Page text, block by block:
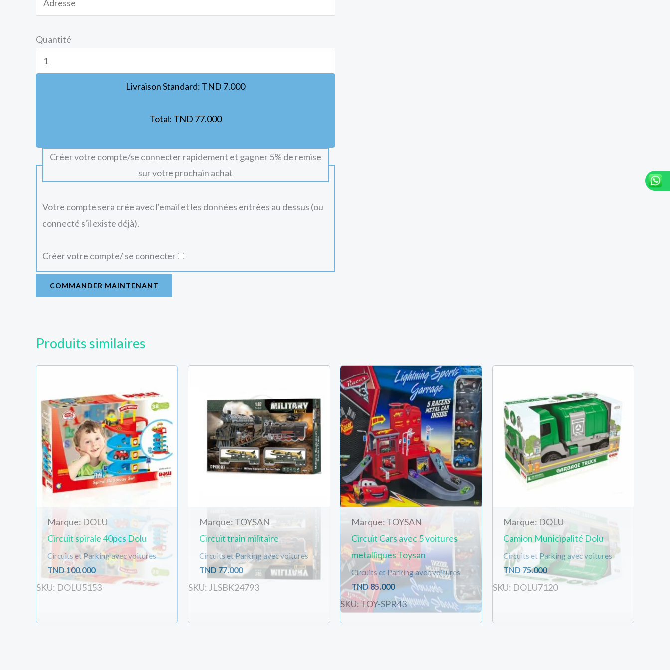
Quantité
Livraison Standard: TND 7.000
Total: TND 77.000
Créer votre compte/se connecter rapidement et gagner 5% de remise
sur votre prochain achat
Votre compte sera crée avec l'email et les données entrées au dessus (ou
connecté s'il existe déjà).
Créer votre compte/ se connecter
COMMANDER MAINTENANT
Produits similaires
Marque: DOLU
Circuit spirale 40pcs Dolu
Circuits et Parking avec voitures
TND100.000
SKU: DOLU5153
Marque: TOYSAN
Circuit train militaire
Circuits et Parking avec voitures
TND 77.000
SKU: JLSBK24793
Marque: TOYSAN
Circuit Cars avec 5 voitures
metalliques Toysan
Circuits et Parking avec voitures
TND 85.000
SKU: TOY-SPR43
Marque: DOLU
Camion Municipalité Dolu
Circuits et Parking avec voitures
TND 75.000
SKU: DOLU7120